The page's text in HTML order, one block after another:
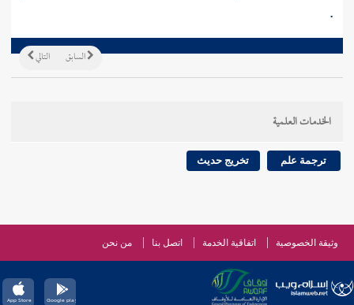
.
التالي السابق
الخدمات العلمية
ترجمة علم تخريج حديث
وثيقة الخصوصية اتفاقية الخدمة اتصل بنا من نحن